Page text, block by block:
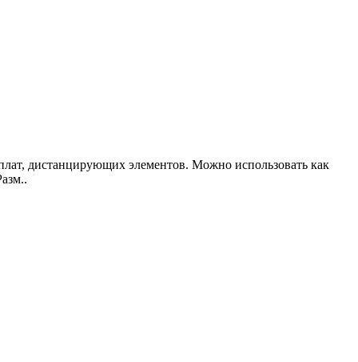
дистанцирующих элементов. Можно использовать как